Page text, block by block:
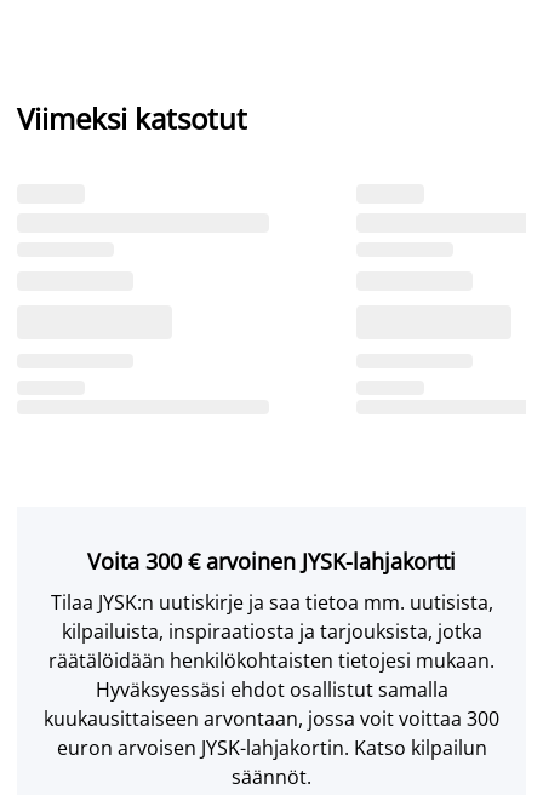
Viimeksi katsotut
Voita 300 € arvoinen JYSK-lahjakortti
Tilaa JYSK:n uutiskirje ja saa tietoa mm. uutisista,
kilpailuista, inspiraatiosta ja tarjouksista, jotka
räätälöidään henkilökohtaisten tietojesi mukaan.
Hyväksyessäsi ehdot osallistut samalla
kuukausittaiseen arvontaan, jossa voit voittaa 300
euron arvoisen JYSK-lahjakortin. Katso kilpailun
säännöt.